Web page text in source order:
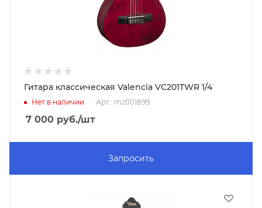
Гитара классическая Valencia VC201TWR 1/4
Нет в наличии Арт.: mz001899
7 000 руб./шт
Запросить